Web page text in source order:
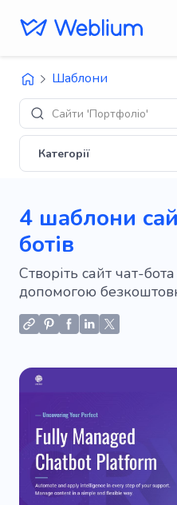
Шаблони
Сайти 'Портфоліо'
Категорії
4 шаблони
ботів
Створіть сайт чат-
допомогою